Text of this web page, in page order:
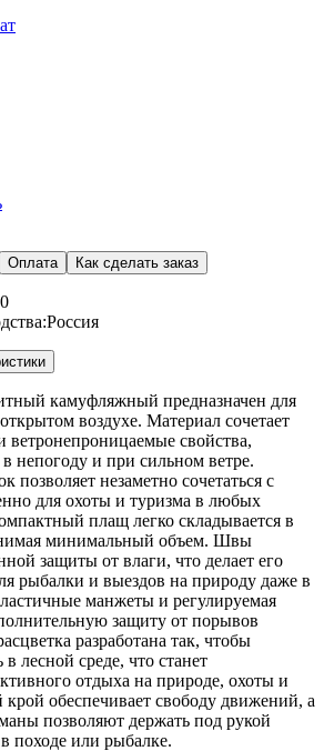
Оплата Как сделать заказ
Россия
камуфляжный предназначен для
воздухе. Материал сочетает
ветронепроницаемые свойства,
непогоду и при сильном ветре.
незаметно сочетаться с
для охоты и туризма в любых
плащ легко складывается в
минимальный объем. Швы
защиты от влаги, что делает его
рыбалки и выездов на природу даже в
манжеты и регулируемая
защиту от порывов
разработана так, чтобы
лесной среде, что станет
отдыха на природе, охоты и
обеспечивает свободу движений, а
позволяют держать под рукой
походе или рыбалке.